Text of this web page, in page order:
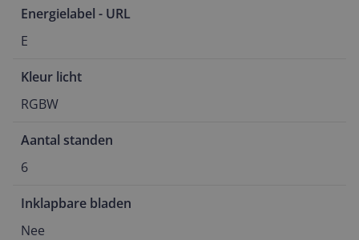
Energielabel - URL
E
Kleur licht
RGBW
Aantal standen
6
Inklapbare bladen
Nee